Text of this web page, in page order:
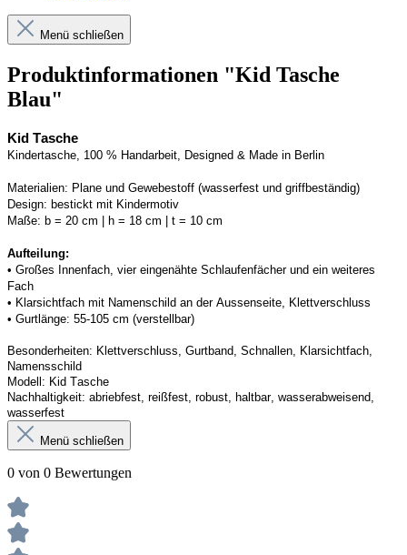
Menü schließen
Produktinformationen "Kid Tasche
Blau"
Kid Tasche
Kindertasche, 100 % Handarbeit, Designed & Made in Berlin
Materialien: Plane und Gewebestoff (wasserfest und griffbeständig)
Design: bestickt mit Kindermotiv
Maße: b = 20 cm | h = 18 cm | t = 10 cm
Aufteilung:
• Großes Innenfach, vier eingenähte Schlaufenfächer und ein weiteres
Fach
• Klarsichtfach mit Namenschild an der Aussenseite , Klettverschluss
• Gurtlänge: 55-105 cm (verstellbar)
Besonderheiten: Klettverschluss, Gurtband , Schnallen, Klarsichtfach,
Namensschild
Modell: Kid Tasche
Nachhaltigkeit: abriebfest, reißfest, robust haltbar, wasserabweisend,
wasserfest
Menü schließen
0 von 0 Bewertungen